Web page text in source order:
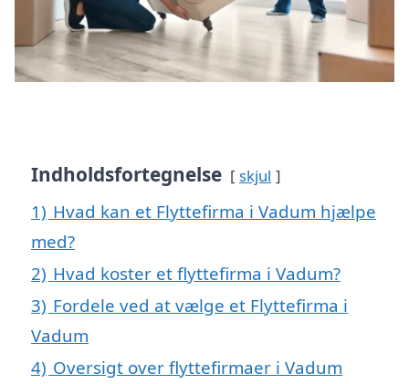
Indholdsfortegnelse skjul
1) Hvad kan et Flyttefirma i Vadum hjælpe
med?
2) Hvad koster et flyttefirma i Vadum?
3) Fordele ved at vælge et Flyttefirma i
Vadum
4) Oversigt over flyttefirmaer i Vadum